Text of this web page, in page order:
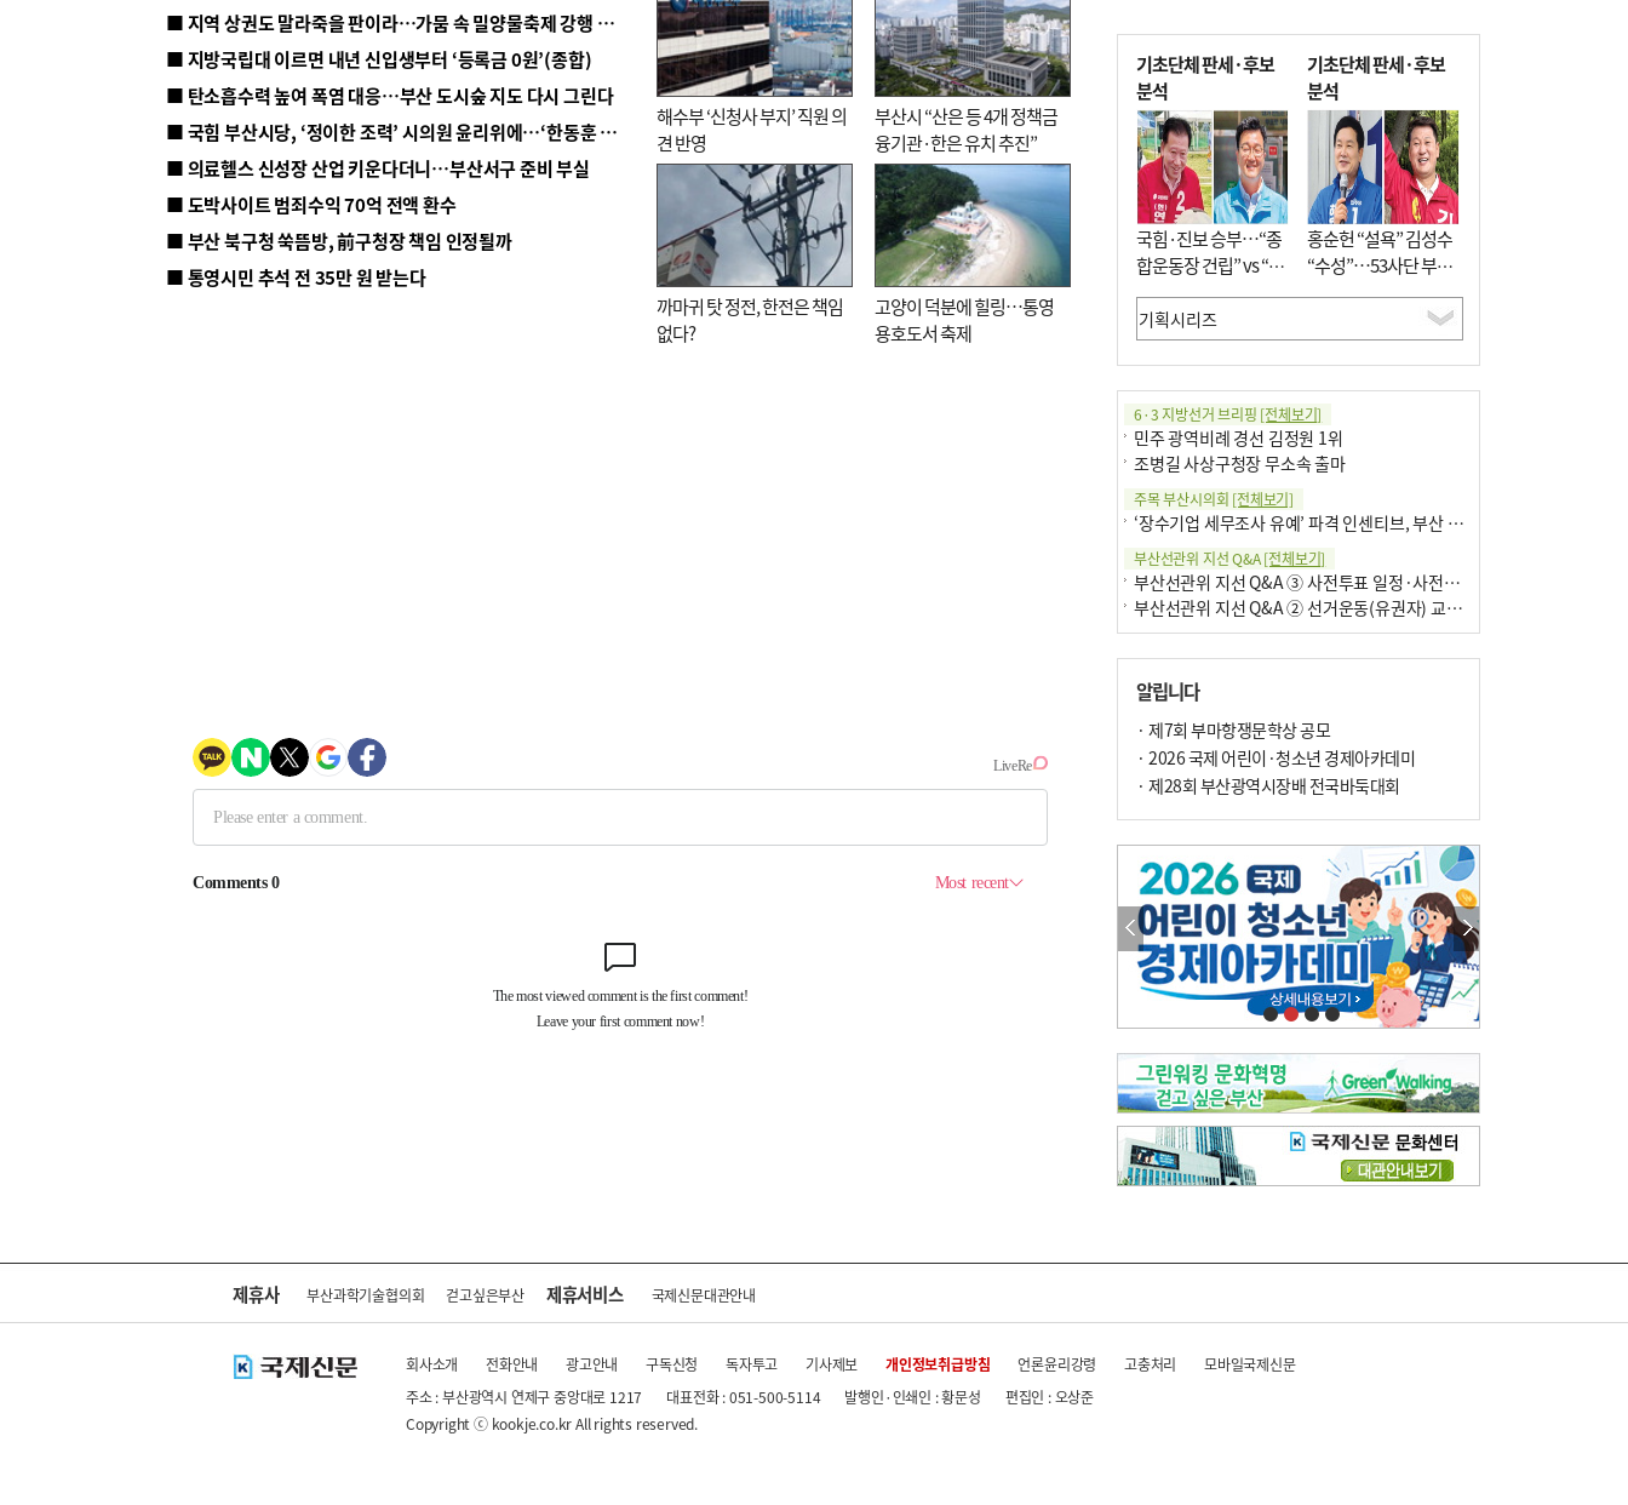
■ 지역 상권도 말라죽을 판이라…가뭄 속 밀양물축제 강행 논란
■ 지방국립대 이르면 내년 신입생부터 ‘등록금 0원’(종합)
■ 탄소흡수력 높여 폭염 대응…부산 도시숲 지도 다시 그린다
■ 국힘 부산시당, ‘정이한 조력’ 시의원 윤리위에…‘한동훈 지지’도 신고접수
■ 의료헬스 신성장 산업 키운다더니…부산서구 준비 부실
■ 도박사이트 범죄수익 70억 전액 환수
■ 부산 북구청 쑥뜸방, 前구청장 책임 인정될까
■ 통영시민 추석 전 35만 원 받는다
해수부 ‘신청사 부지’ 직원 의
견 반영
부산시 “산은 등 4개 정책금
융기관·한은 유치 추진”
까마귀 탓 정전, 한전은 책임
없다?
고양이 덕분에 힐링…통영
용호도서 축제
기초단체 판세·후보
분석
국힘·진보 승부…“종
합운동장 건립” vs “출
근 공공버스 도입”
기초단체 판세·후보
분석
홍순헌 “설욕” 김성수
“수성”…53사단 부지
개발엔 한 목소리
6·3 지방선거 브리핑 [전체보기]
민주 광역비례 경선 김정원 1위
조병길 사상구청장 무소속 출마
주목 부산시의회 [전체보기]
‘장수기업 세무조사 유예’ 파격 인센티브, 부산 유출 막을까
부산선관위 지선 Q&A[전체보기]
부산선관위 지선 Q&A ③ 사전투표 일정·사전투표함 보관
부산선관위 지선 Q&A ② 선거운동(유권자) 교육감투표용지
알립니다
· 제7회 부마항쟁문학상 공모
· 2026 국제 어린이·청소년 경제아카데미
· 제28회 부산광역시장배 전국바둑대회
제휴사 부산과학기술협의회 걷고싶은부산 제휴서비스 국제신문대관안내
회사소개 전화안내 광고안내 구독신청 독자투고 기사제보 개인정보취급방침 언론윤리강령 고충처리
모바일국제신문
주소 : 부산광역시 연제구 중앙대로 1217
대표전화 : 051-500-5114 발행인·인쇄인 : 황문성
편집인 : 오상준
Copyright ⓒ kookje.co.kr All rights reserved.